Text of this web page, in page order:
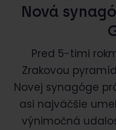
Nová
Pred 5-timi
Zrakovou
Novej synagóge
asi najväčšie
výnimočná